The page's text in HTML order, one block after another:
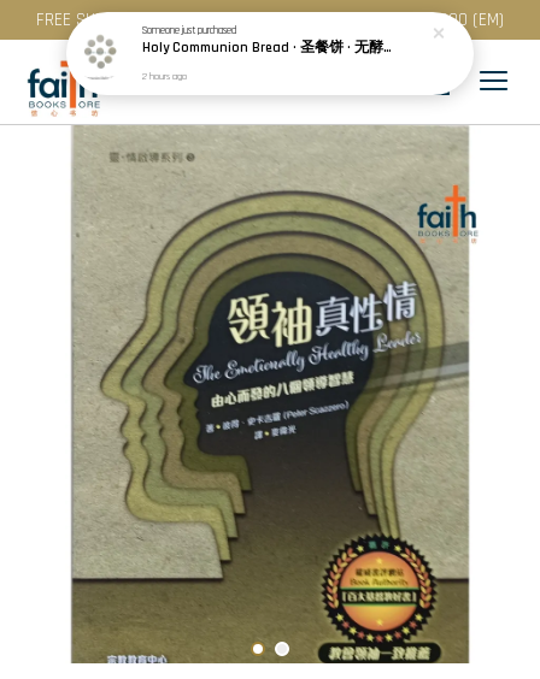
FREE SHIPPING for purchase above RM 200 (WM) / RM 300 (EM)
Someonejust purchased
Holy Communion Bread · 圣餐饼 · 无酵饼 · 50 pcs · Vacuum Pack · Best Before: 30.04.2027
2 hours ago